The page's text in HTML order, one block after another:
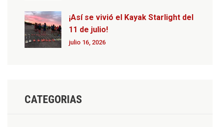
¡Así se vivió el Kayak Starlight del
11 de julio!
julio 16, 2026
CATEGORIAS